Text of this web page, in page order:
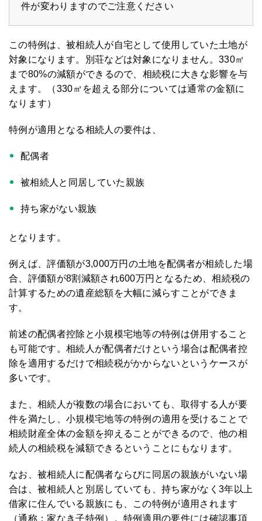
件が変わりますのでご注意ください
この特例は、被相続人が自宅として使用していた土地が
対象になります。別荘などは対象になりません。330㎡
まで80%の減額ができるので、相続税に大きな影響を与
えます。（330㎡を超える部分については通常の金額に
なります）
特例が適用となる相続人の要件は、
配偶者
被相続人と同居していた親族
持ち家がない親族
となります。
例えば、評価額が3,000万円の土地を配偶者が相続した場
合、評価額が8割減額され600万円となるため、相続税の
計算するための遺産総額を大幅に減らすことができま
す。
前述の配偶者控除と小規模宅地等の特例は併用すること
も可能です。相続人が配偶者だけという場合は配偶者控
除を適用するだけで相続税がかからないというケースが
多いです。
また、相続人が複数の場合においても、取得する人が要
件を満たし、小規模宅地等の特例の適用を受けることで
相続財産全体の金額を抑えることができるので、他の相
続人の相続税を減額できるということにもなります。
なお、被相続人に配偶者ならびに同居の親族がいない場
合は、被相続人と別居していても、持ち家がなく3年以上
借家に住んでいる親族にも、この特例が適用されます
（通称：家なき子特例）。特例適用の要件には確認事項